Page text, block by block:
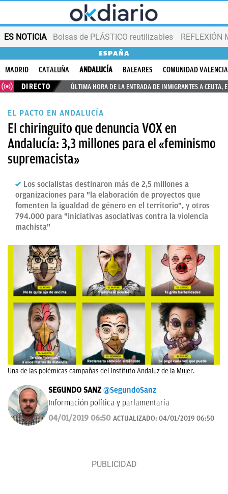
ES NOTICIA Bolsas de PLÁSTICO reutilizables REFLEXIÓN
ESPAÑA
MADRID CATALUÑA ANDALUCÍA BALEARES
COMUNIDAD
DIRECTO
ÚLTIMA HORA DE LA ENTRADA DE INMIGRANTES A CEUTA,
EL PACTO EN ANDALUCÍA
El chiringuito que denuncia VOX en
Andalucía: 3,3 millones para el «feminismo
supremacista»
Los socialistas destinaron más de 2,5 millones a
organizaciones para "la elaboración de proyectos que
fomenten la igualdad de género en el territorio", y otros
794.000 para "iniciativas asociativas contra la violencia
machista"
Una de las polémicas campañas del Instituto Andaluz de la Mujer.
SEGUNDO SANZ @SegundoSanz
Información política y parlamentaria
04/01/2019 06:50 ACTUALIZADO: 04/01/2019 06:50